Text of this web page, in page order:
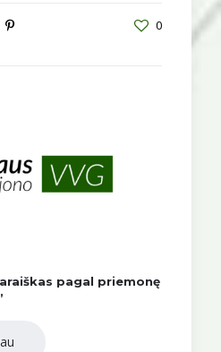
0
pagal priemonę